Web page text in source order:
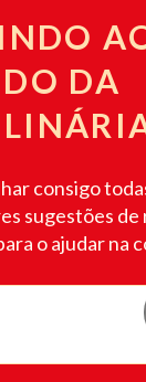
DA
consigo
sugestões
o ajudar na